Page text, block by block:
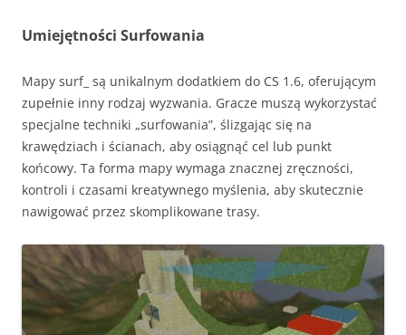
Umiejętności Surfowania
Mapy surf_ są unikalnym dodatkiem do CS 1.6, oferującym
zupełnie inny rodzaj wyzwania. Gracze muszą wykorzystać
specjalne techniki „surfowania”, ślizgając się na
krawędziach i ścianach, aby osiągnąć cel lub punkt
końcowy. Ta forma mapy wymaga znacznej zręczności,
kontroli i czasami kreatywnego myślenia, aby skutecznie
nawigować przez skomplikowane trasy.